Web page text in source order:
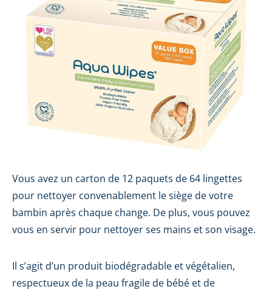
Vous avez un carton de 12 paquets de 64 lingettes
pour nettoyer convenablement le siège de votre
bambin après chaque change. De plus, vous pouvez
vous en servir pour nettoyer ses mains et son visage.
Il s’agit d’un produit biodégradable et végétalien,
respectueux de la peau fragile de bébé et de